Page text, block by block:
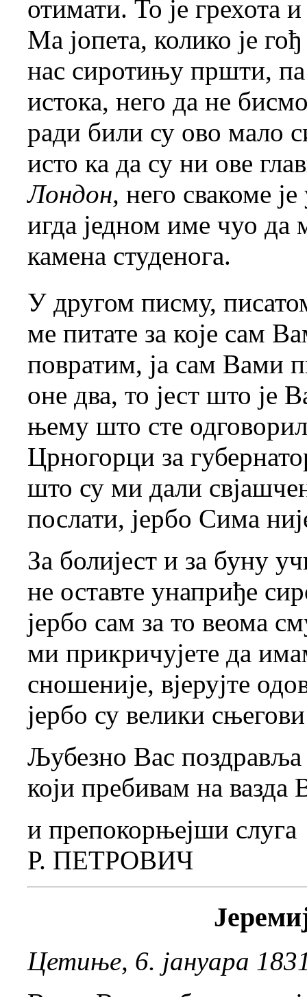
отимати. То је грехота
Ма јопета, колико је
нас сиротињу пршти,
истока, него да не
ради били су ово мало
исто ка да су ни ове
Лондон, него свакоме је
игда једном име чуо
камена студенога.
У другом писму,
ме питате за које сам
повратим, ја сам Вами
оне два, то јест што је
њему што сте
Црногорци за
што су ми дали
послати, јербо Сима
За болијест и за буну
не оставте унаприђе
јербо сам за то веома
ми прикричујете да
сношеније, вјерујте
јербо су велики
Љубезно Вас поздравља
који пребивам на
и препокорњејши слуга
Р. ПЕТРОВИЧ
Цетиње, 6. јануара